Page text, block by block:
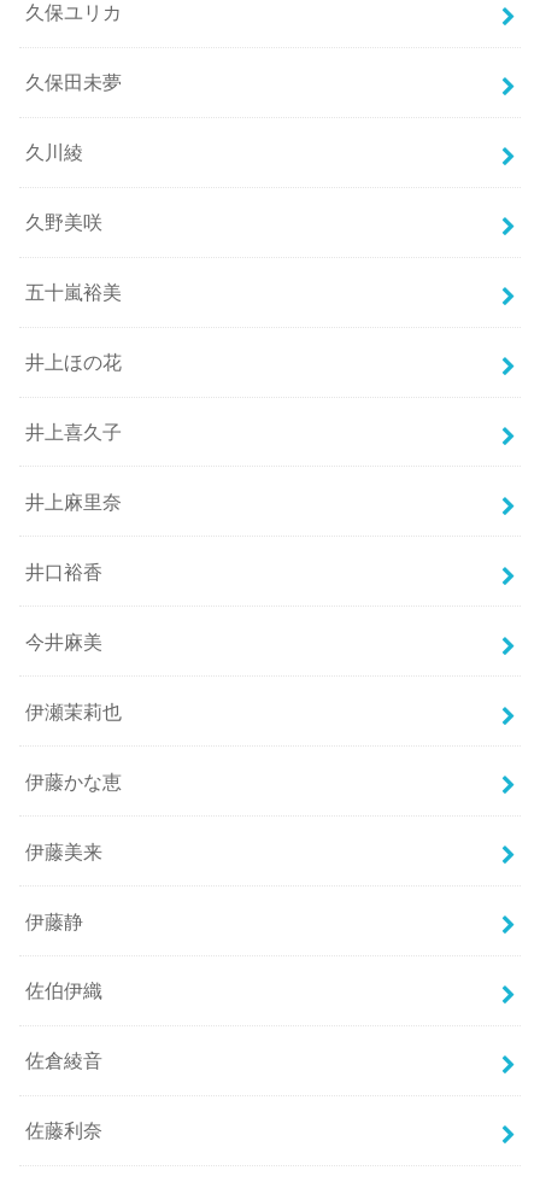
久保ユリカ
久保田未夢
久川綾
久野美咲
五十嵐裕美
井上ほの花
井上喜久子
井上麻里奈
井口裕香
今井麻美
伊瀬茉莉也
伊藤かな恵
伊藤美来
伊藤静
佐伯伊織
佐倉綾音
佐藤利奈